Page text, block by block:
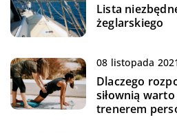
Lista
żeglarskiego
08 listopada
Dlaczego
siłownią
trenerem